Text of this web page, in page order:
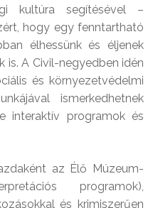
kultúra segítésével –
hogy egy fenntartható
élhessünk és éljenek
is. A Civil-negyedben idén
és környezetvédelmi
ismerkedhetnek
interaktív programok és
az Élő Múzeum-
programok),
és krimiszerűen